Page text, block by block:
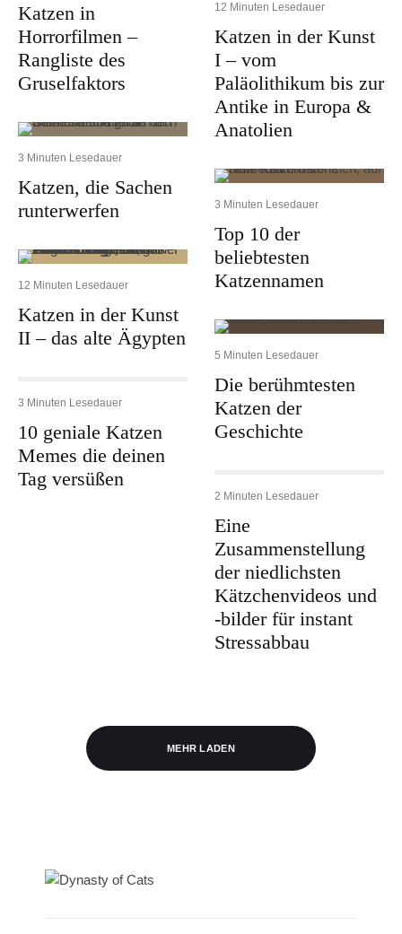
Katzen in
Horrorfilmen –
Rangliste des
Gruselfaktors
3 Minuten Lesedauer
Katzen, die Sachen
runterwerfen
12 Minuten Lesedauer
Katzen in der Kunst
II – das alte Ägypten
3 Minuten Lesedauer
10 geniale Katzen
Memes die deinen
Tag versüßen
12 Minuten Lesedauer
Katzen in der Kunst
I – vom
Paläolithikum bis zur
Antike in Europa &
Anatolien
3 Minuten Lesedauer
Top 10 der
beliebtesten
Katzennamen
5 Minuten Lesedauer
Die berühmtesten
Katzen der
Geschichte
2 Minuten Lesedauer
Eine
Zusammenstellung
der niedlichsten
Kätzchenvideos und
-bilder für instant
Stressabbau
MEHR LADEN